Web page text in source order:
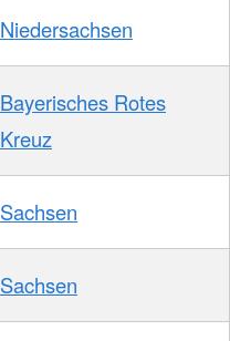
Niedersachsen
Bayerisches Rotes
Kreuz
Sachsen
Sachsen